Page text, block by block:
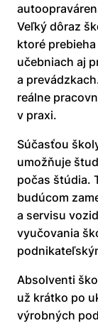
Veľký dôraz
ktoré
učebniach aj
a
reálne
v praxi.
Súčasťou
umožňuje
počas štúdia.
budúcom
a servisu
vyučovania
Absolventi
už krátko po
výrobných